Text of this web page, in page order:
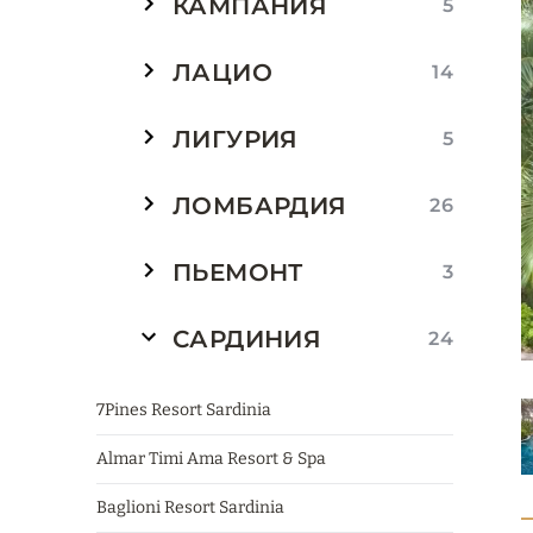
КАМПАНИЯ 5
ЛАЦИО 14
ЛИГУРИЯ 5
ЛОМБАРДИЯ 26
ПЬЕМОНТ 3
САРДИНИЯ 24
7Pines Resort Sardinia
Almar Timi Ama Resort & Spa
Baglioni Resort Sardinia